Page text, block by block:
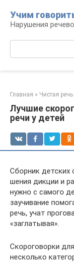
контенту
Учим
Нарушения
Главная » Чистая речь
Лучшие
речи у детей
Сбор­ник дет­ских
ше­ния дик­ции и
нужно с самого
заучи­ва­ние
речь, учат
«загла­ты­вая».
Ско­ро­го­ворки
несколько